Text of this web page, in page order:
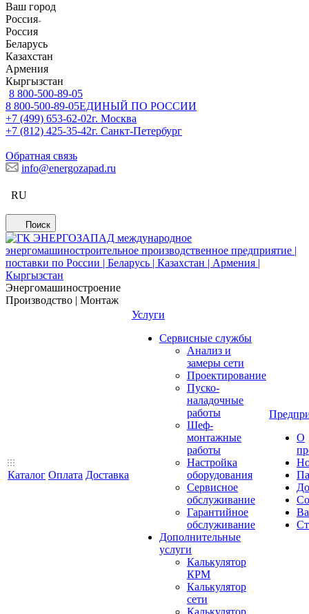
Ваш город
Россия
Россия
Беларусь
Казахстан
Армения
Кыргызстан
8 800-500-89-05
8 800-500-89-05ЕДИНЫЙ ПО РОССИИ
+7 (499) 653-62-02г. Москва
+7 (812) 425-35-42г. Санкт-Петербург
Обратная связь
info@energozapad.ru
RU
Поиск
Энергомашиностроение
Производство | Монтаж
Каталог Оплата Доставка
Услуги
Сервисные службы
Анализ и
замеры сети
Проектирование
Пуско-
наладочные
работы
Шеф-
монтажные
работы
Настройка
оборудования
Сервисное
обслуживание
Гарантийное
обслуживание
Дополнительные
услуги
Калькулятор
КРМ
Калькулятор
сети
Калькулятор
О